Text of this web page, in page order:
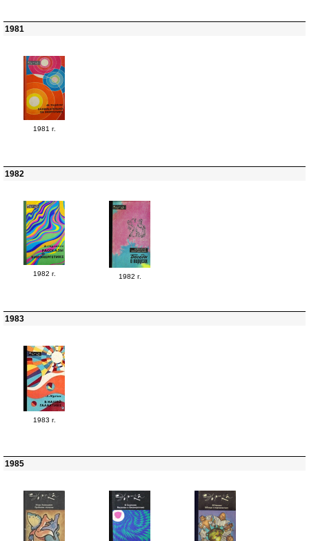
1981
1981 г.
1982
1982 г. 1982 г.
1983
1983 г.
1985